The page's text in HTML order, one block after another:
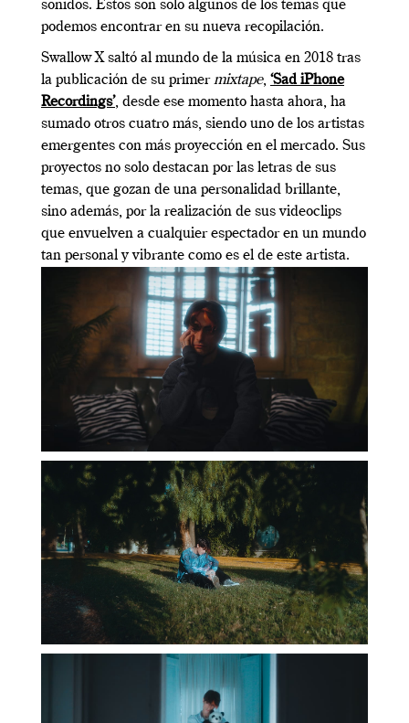
sonidos. Estos son solo algunos de los temas que
podemos encontrar en su nueva recopilación.
Swallow X saltó al mundo de la música en 2018 tras
la publicación de su primermixtape, ‘Sad iPhone
Recordings’, desde ese momento hasta ahora, ha
sumado otros cuatro más, siendo uno de los artistas
emergentes con más proyección en el mercado. Sus
proyectos no solo destacan por las letras de sus
temas, que gozan de una personalidad brillante,
sino además, por la realización de sus videoclips
que envuelven a cualquier espectador en un mundo
tan personal y vibrante como es el de este artista.